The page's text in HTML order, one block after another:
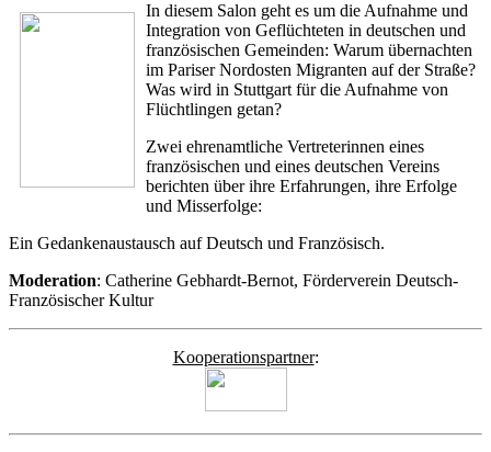
In diesem Salon geht es um die Aufnahme und
Integration von Geflüchteten in deutschen und
französischen Gemeinden: Warum übernachten
im Pariser Nordosten Migranten auf der Straße?
Was wird in Stuttgart für die Aufnahme von
Flüchtlingen getan?
Zwei ehrenamtliche Vertreterinnen eines
französischen und eines deutschen Vereins
berichten über ihre Erfahrungen, ihre Erfolge
und Misserfolge:
Ein Gedankenaustausch auf Deutsch und Französisch.
Moderation: Catherine Gebhardt-Bernot, Förderverein Deutsch-
Französischer Kultur
Kooperationspartner: